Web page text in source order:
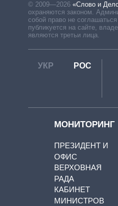
© 2009—2026 «Слово и
охраняются законом.
собой право не
публикуется на сайте,
являются третьи лица.
УКР РОС
МОНИТОРИНГ
ПРЕЗИДЕНТ И
ОФИС
ВЕРХОВНАЯ
РАДА
КАБИНЕТ
МИНИСТРОВ